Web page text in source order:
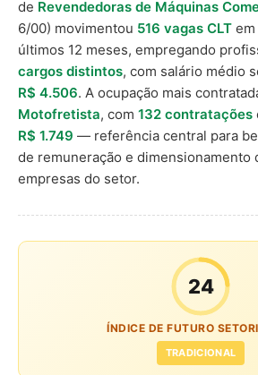
de Revendedoras de Máquinas
6/00) movimentou 516 vagas CLT em
últimos 12 meses, empregando
cargos distintos, com salário médio
R$ 4.506. A ocupação mais
Motofretista, com 132 contratações
R$ 1.749 — referência central para
de remuneração e dimensionamento
empresas do setor.
24
ÍNDICE DE FUTURO
TRADICIONAL